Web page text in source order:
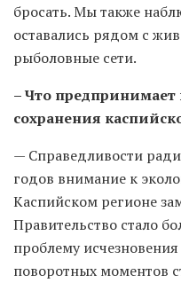
бросать. Мы также
оставались рядом с
рыболовные сети.
– Что предпринимает
сохранения
— Справедливости
годов внимание к
Каспийском регионе
Правительство стало
проблему
поворотных моментов